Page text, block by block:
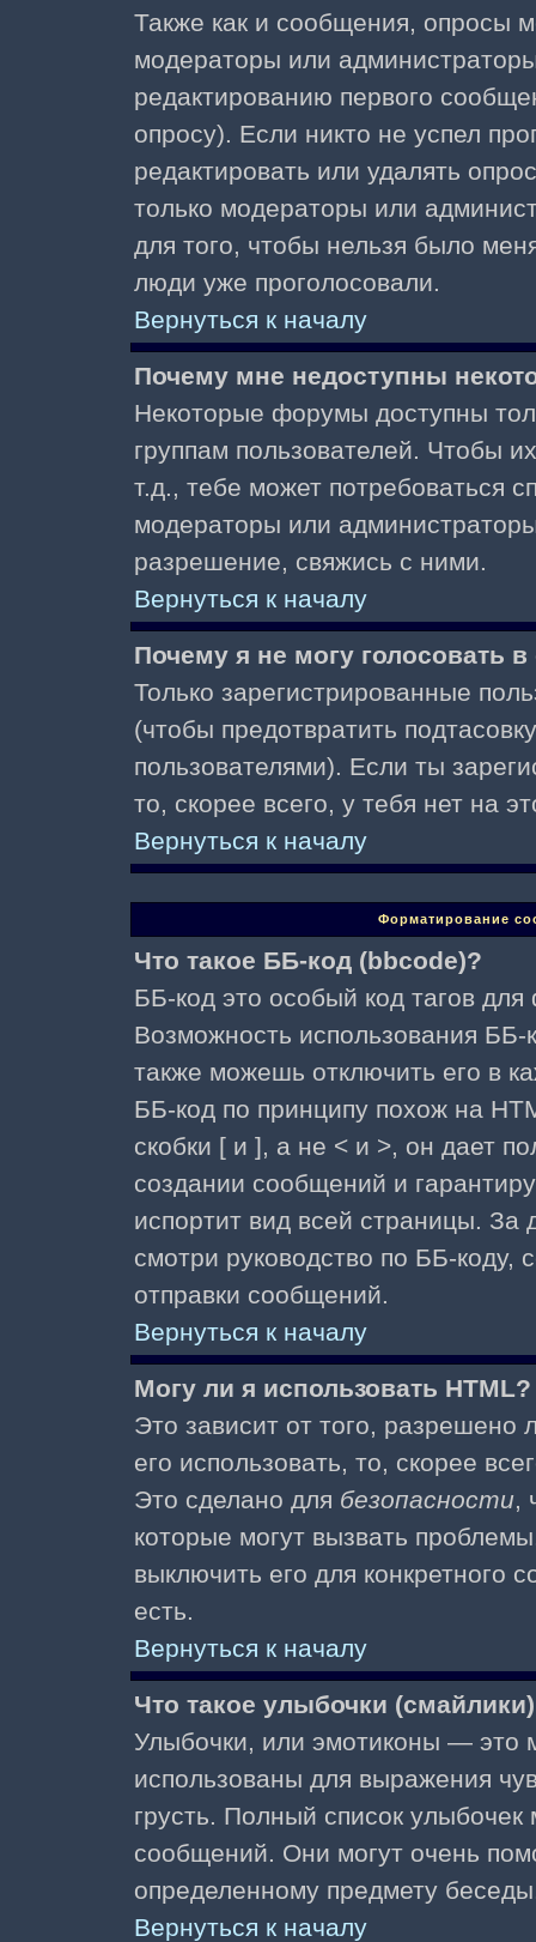
Также как и сообщения, опросы
модераторы или
редактированию первого
опросу). Если никто не успел
редактировать или удалять
только модераторы или
для того, чтобы нельзя было
люди уже проголосовали.
Вернуться к началу
Почему мне недоступны
Некоторые форумы доступны
группам пользователей. Чтобы
т.д., тебе может потребоваться
модераторы или
разрешение, свяжись с ними.
Вернуться к началу
Почему я не могу голосовать
Только зарегистрированные
(чтобы предотвратить
пользователями). Если ты
то, скорее всего, у тебя нет на
Вернуться к началу
Форматирование
Что такое ББ-код (bbcode)?
ББ-код это особый код тагов
Возможность использования
также можешь отключить его в
ББ-код по принципу похож на
скобки [ и ], а не < и >, он дает
создании сообщений и
испортит вид всей страницы.
смотри руководство по ББ-коду,
отправки сообщений.
Вернуться к началу
Могу ли я использовать HTML?
Это зависит от того,
его использовать, то, скорее
Это сделано для безопасности,
которые могут вызвать
выключить его для конкретного
есть.
Вернуться к началу
Что такое улыбочки
Улыбочки, или эмотиконы — это
использованы для выражения
грусть. Полный список
сообщений. Они могут очень
определенному предмету
Вернуться к началу